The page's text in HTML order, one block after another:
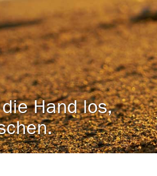
Hand los,